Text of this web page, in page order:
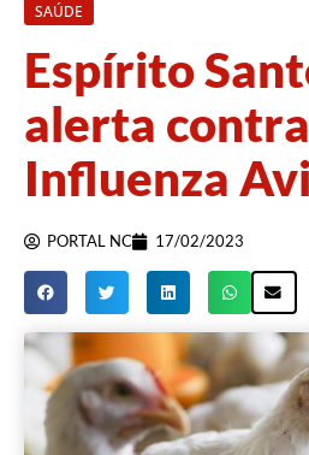
SAÚDE
Espírito
alerta contra
Influenza
PORTAL NC 17/02/2023